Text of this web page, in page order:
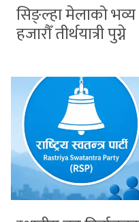
सिङ्ल्हा मेलाको भव्य
हजारौँ तीर्थयात्री पुग्ने